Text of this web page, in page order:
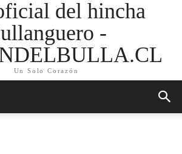
del hincha
-
Un Solo Corazón